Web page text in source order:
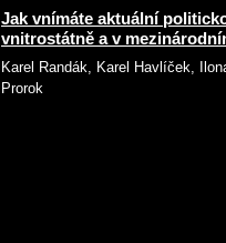
Jak vnímáte aktuální
vnitrostátně a v
Karel Randák, Karel Havlíček,
Prorok